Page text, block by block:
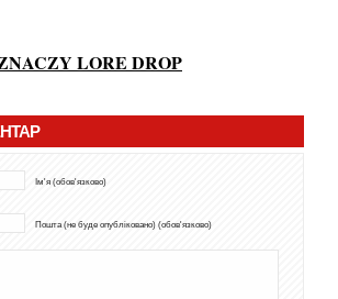
LORE DROP
Ім'я (обов'язково)
Пошта (не буде опубліковано) (обов'язково)